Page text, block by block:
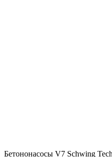
Бетононасосы V7 Schwing